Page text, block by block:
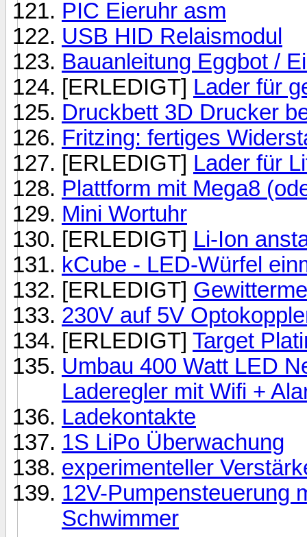
PIC Eieruhr asm
USB HID Relaismodul
Bauanleitung Eggbot /
[ERLEDIGT] Lader für
Druckbett 3D Drucker
Fritzing: fertiges
[ERLEDIGT] Lader für
Plattform mit Mega8
Mini Wortuhr
[ERLEDIGT] Li-Ion
kCube - LED-Würfel
[ERLEDIGT]
230V auf 5V
[ERLEDIGT] Target
Umbau 400 Watt LED
Laderegler mit Wifi +
Ladekontakte
1S LiPo Überwachung
experimenteller
12V-Pumpensteuerung
Schwimmer